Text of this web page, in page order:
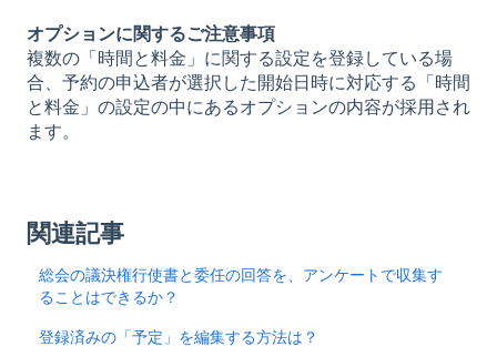
オプションに関するご注意事項
複数の「時間と料金」に関する設定を登録している場
合、予約の申込者が選択した開始日時に対応する「時間
と料金」の設定の中にあるオプションの内容が採用され
ます。
関連記事
総会の議決権行使書と委任の回答を、アンケートで収集す
ることはできるか？
登録済みの「予定」を編集する方法は？